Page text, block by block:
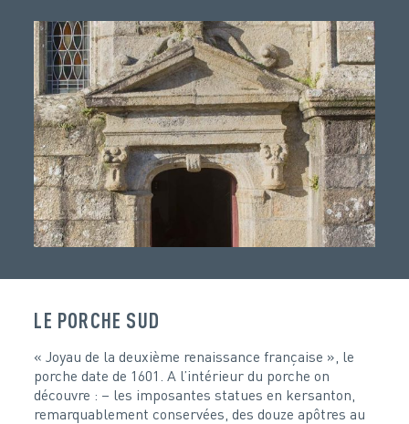
LE PORCHE SUD
« Joyau de la deuxième renaissance française », le
porche date de 1601. A l’intérieur du porche on
découvre : – les imposantes statues en kersanton,
remarquablement conservées, des douze apôtres au